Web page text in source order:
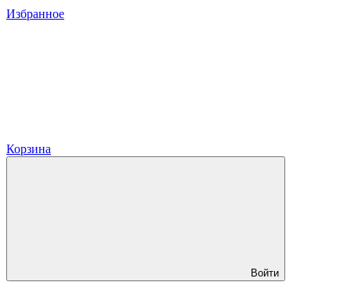
Избранное
Корзина
Войти